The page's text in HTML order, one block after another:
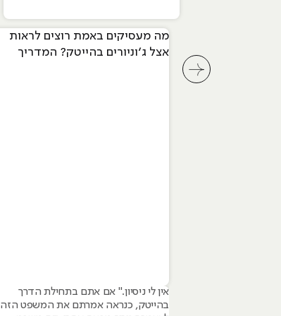
מה מעסיקים באמת רוצים לראות
אצל ג׳וניורים בהייטק? המדריך
אין לי ניסיון." אם אתם בתחילת הדרך
בהייטק, כנראה אמרתם את המשפט הזה
לחץ לשיקופית קודמת בסליידר מאמרים